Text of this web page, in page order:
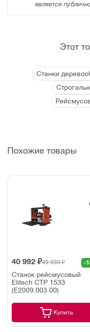
является
Этот
Станки
Похожие товары
40 992 ₽49 990 ₽ -
Станок рейсмусовый
Elitech СТР 1533
(E2009.003.00)
Купить